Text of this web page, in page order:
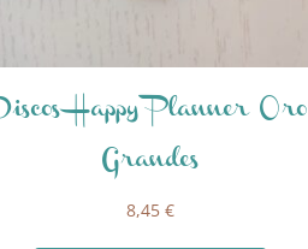
Discos Happy Planner Oro
Grandes
8,45€